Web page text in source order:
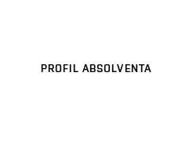
PROFIL ABSOLVENTA